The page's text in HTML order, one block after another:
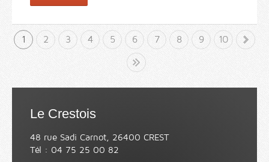
1 2 3 4 5 6 7 8 9 10
»
Le Crestois
48 rue Sadi Carnot, 26400 CREST
Tél : 04 75 25 00 82